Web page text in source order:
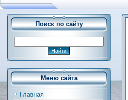
Поиск по сайту
Меню сайта
Главная